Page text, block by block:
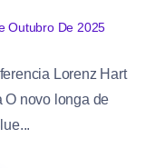
Outubro De 2025
Lorenz Hart
O novo longa de